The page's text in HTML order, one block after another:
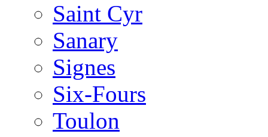
Saint Cyr
Sanary
Signes
Six-Fours
Toulon